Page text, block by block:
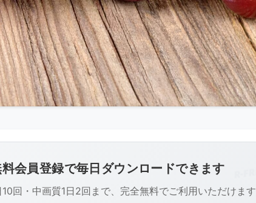
像
R-
会員登録で毎日ダウンロードできます
10回・中画質1日2回まで、完全無料でご利用いただけます